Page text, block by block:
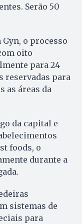
Serão 50
Gyn, o processo
oito
para 24
reservadas para
as áreas da
da capital e
foods, o
durante a
sistemas de
para